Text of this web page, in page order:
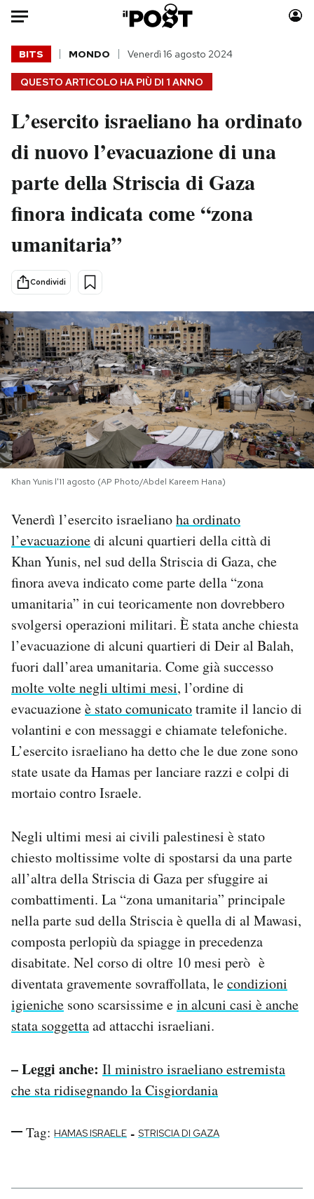
Auto
HOME
Italia
Politica
Tecnologia
Scienza
Cultura
Sport
Moda
Consumismi
Storie/Idee
Media
PODCAST
NEWSLETTER
I MIEI PREFERITI
SHOP
CALENDARIO
AREA PERSONALE
Area Personale
Newsletter
Notifiche mobile
Hai bisogno di aiuto?
Esci
QUESTO ARTICOLO HA PIÙ DI 1 ANNO
BITS MONDO Venerdì 16 agosto 2024
L’esercito israeliano ha ordinato
di nuovo l’evacuazione di una
parte della Striscia di Gaza
finora indicata come “zona
umanitaria”
Condividi
Khan Yunis l'11 agosto (AP Photo/Abdel Kareem Hana)
Venerdì l’esercito israelianoha ordinato
l’evacuazionedi alcuni quartieri della città di
Khan Yunis, nel sud della Striscia di Gaza, che
finora aveva indicato come parte della “zona
umanitaria” in cui teoricamente non dovrebbero
svolgersi operazioni militari. È stata anche chiesta
l’evacuazione di alcuni quartieri di Deir al Balah,
fuori dall’area umanitaria. Come già successo
molte volte negli ultimi mesi, l’ordine di
evacuazioneè stato comunicatotramite il lancio di
volantini e con messaggi e chiamate telefoniche.
L’esercito israeliano ha detto che le due zone sono
state usate da Hamas per lanciare razzi e colpi di
mortaio contro Israele.
Negli ultimi mesi ai civili palestinesi è stato
chiesto moltissime volte di spostarsi da una parte
all’altra della Striscia di Gaza per sfuggire ai
combattimenti. La “zona umanitaria” principale
nella parte sud della Striscia è quella di al Mawasi,
composta perlopiù da spiagge in precedenza
disabitate. Nel corso di oltre 10 mesi però è
diventata gravemente sovraffollata, lecondizioni
igieniche sono scarsissime ein alcuni casi è anche
stata soggettaad attacchi israeliani.
– Leggi anche: Il ministro israeliano estremista
che sta ridisegnando la Cisgiordania
Tag: HAMAS ISRAELE - STRISCIA DI GAZA